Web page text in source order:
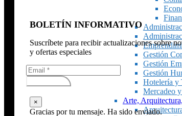
Gestión
Gestión
Gestión
Hotelería y
Mercadeo
Arte,
BOLETÍN INFORMATIVO
Suscríbete para recibir actualizaciones sobre
y ofertas especiales
Subscribirse
×
Gracias por tu mensaje. Ha sido enviado.